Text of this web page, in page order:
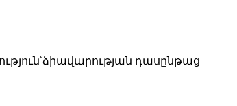
դասընթաց